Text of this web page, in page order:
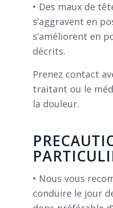
• Des maux de
s’aggravent en
s’améliorent en
décrits.
Prenez contact
traitant ou le
la douleur.
• Nous vous
conduire le jour